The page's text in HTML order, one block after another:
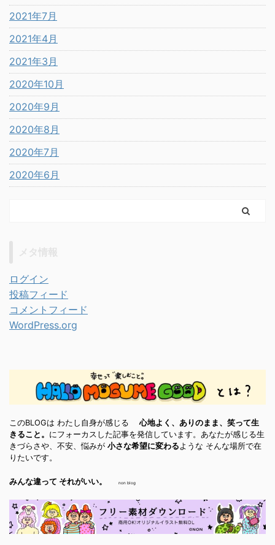
2021年7月
2021年4月
2021年3月
2020年10月
2020年9月
2020年8月
2020年7月
2020年6月
ログイン
投稿フィード
コメントフィード
WordPress.org
このBLOGは わたし自身が感じる心地よく、ありのまま、笑って生
きること。 にフォーカスした記事を発信しています。あなたが感じる生
きづらさや、不安、悩みが 小さな希望に変わる ような そんな場所で在
りたいです。
みんな違って それがいい。 non blog